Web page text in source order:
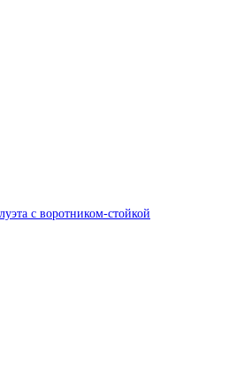
с воротником-стойкой